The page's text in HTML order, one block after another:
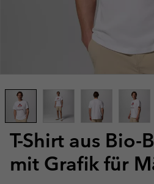
T-Shirt aus Bio-
mit Grafik für